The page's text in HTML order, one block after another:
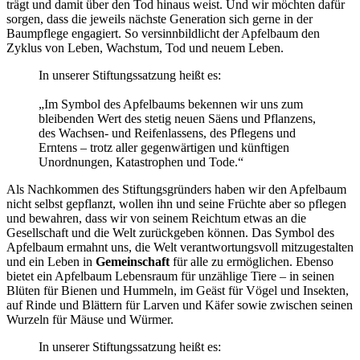
trägt und damit über den Tod hinaus weist. Und wir möchten dafür
sorgen, dass die jeweils nächste Generation sich gerne in der
Baumpflege engagiert. So versinnbildlicht der Apfelbaum den
Zyklus von Leben, Wachstum, Tod und neuem Leben.
In unserer Stiftungssatzung heißt es:
„Im Symbol des Apfelbaums bekennen wir uns zum
bleibenden Wert des stetig neuen Säens und Pflanzens,
des Wachsen- und Reifenlassens, des Pflegens und
Erntens – trotz aller gegenwärtigen und künftigen
Unordnungen, Katastrophen und Tode.“
Als Nachkommen des Stiftungsgründers haben wir den Apfelbaum
nicht selbst gepflanzt, wollen ihn und seine Früchte aber so pflegen
und bewahren, dass wir von seinem Reichtum etwas an die
Gesellschaft und die Welt zurückgeben können. Das Symbol des
Apfelbaum ermahnt uns, die Welt verantwortungsvoll mitzugestalten
und ein Leben in Gemeinschaft für alle zu ermöglichen. Ebenso
bietet ein Apfelbaum Lebensraum für unzählige Tiere – in seinen
Blüten für Bienen und Hummeln, im Geäst für Vögel und Insekten,
auf Rinde und Blättern für Larven und Käfer sowie zwischen seinen
Wurzeln für Mäuse und Würmer.
In unserer Stiftungssatzung heißt es: